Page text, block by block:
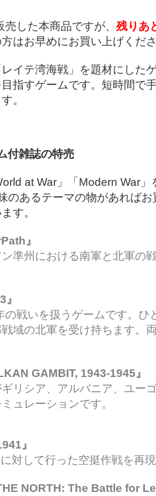
した本商品ですが、 残りあ
はお早めにお買い上げくださ
イテ湾海戦」を題材にした
指すゲームです。短時間で
。
付雑誌の特売
at War」「Modern War
のあるテーマの物があれば
す。
』
準州における南軍と北軍の
戦いを扱うゲームです。ひ
域の北軍を受け持ちます。
GAMBIT, 1943-1945』
リシア、アルバニア、ユー
ュレーションです。
』
対して行った空挺作戦を再
NORTH: The Battle for